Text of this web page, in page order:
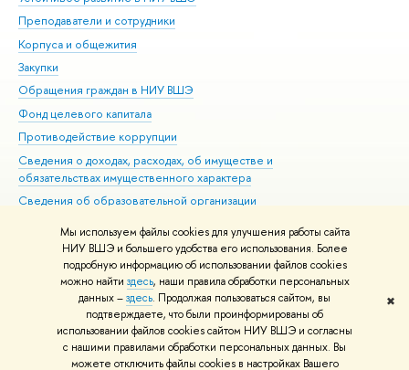
Мы используем файлы cookies для улучшения работы сайта
НИУ ВШЭ и большего удобства его использования. Более
подробную информацию об использовании файлов cookies
можно найти здесь, наши правила обработки персональных
данных –здесь. Продолжая пользоваться сайтом, вы
подтверждаете, что были проинформированы об
использовании файлов cookies сайтом НИУ ВШЭ и согласны
с нашими правилами обработки персональных данных. Вы
можете отключить файлы cookies в настройках Вашего
✖
Преподаватели и сотрудники
Корпуса и общежития
Закупки
Обращения граждан в НИУ ВШЭ
Фонд целевого капитала
Противодействие коррупции
Сведения о доходах, расходах, об имуществе и
обязательствах имущественного характера
Сведения об образовательной организации
Людям с ограниченными возможностями здоровья
Единая платежная страница
Работа в Вышке
© НИУ ВШЭ 1993–2026 Адреса и контакты Условия использования
материалов Политика конфиденциальности Карта сайта
Шрифты HSE Sans и HSE Slab разработаны вШколе дизайна НИУ ВШЭ